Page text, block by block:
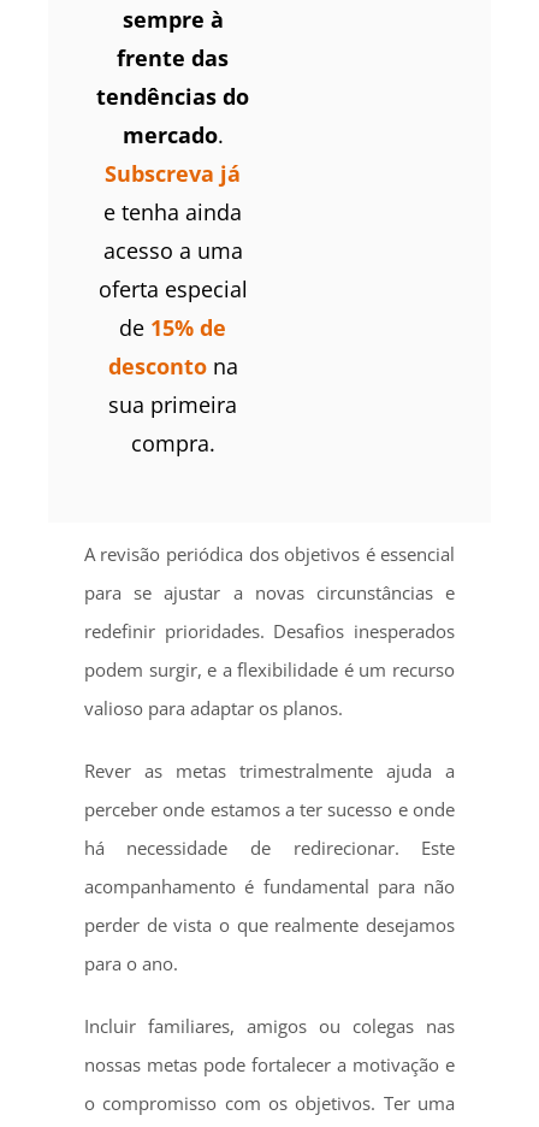
sempre à
frente das
tendências do
mercado.
Subscreva já
e tenha ainda
acesso a uma
oferta especial
de 15% de
desconto na
sua primeira
compra.
A revisão periódica dos objetivos é essencial
para se ajustar a novas circunstâncias e
redefinir prioridades. Desafios inesperados
podem surgir, e a flexibilidade é um recurso
valioso para adaptar os planos.
Rever as metas trimestralmente ajuda a
perceber onde estamos a ter sucesso e onde
há necessidade de redirecionar. Este
acompanhamento é fundamental para não
perder de vista o que realmente desejamos
para o ano.
Incluir familiares, amigos ou colegas nas
nossas metas pode fortalecer a motivação e
o compromisso com os objetivos. Ter uma